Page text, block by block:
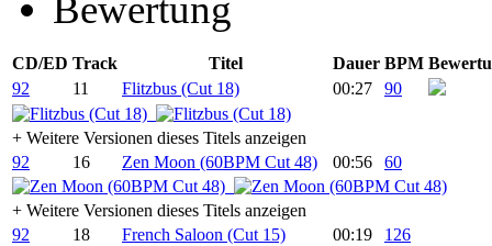
Bewertung
CD/ED Track Titel Dauer BPM
92
11 Flitzbus (Cut 18) 00:27 90
+ Weitere Versionen dieses Titels anzeigen
92
16 Zen Moon (60BPM Cut 48) 00:56 60
+ Weitere Versionen dieses Titels anzeigen
92
18 French Saloon (Cut 15) 00:19 126